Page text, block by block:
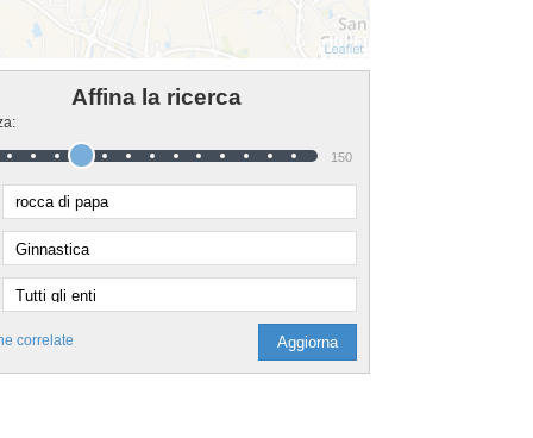
Affina la ricerca
150
correlate